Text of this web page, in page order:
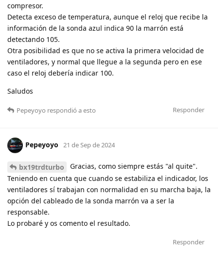
compresor.
Detecta exceso de temperatura, aunque el reloj que recibe la
información de la sonda azul indica 90 la marrón está
detectando 105.
Otra posibilidad es que no se activa la primera velocidad de
ventiladores, y normal que llegue a la segunda pero en ese
caso el reloj debería indicar 100.
Saludos
Responder
Pepeyoyo respondió a esto
Pepeyoyo 21 de Sep de 2024
bx19trdturbo
Gracias, como siempre estás "al quite".
Teniendo en cuenta que cuando se estabiliza el indicador, los
ventiladores sí trabajan con normalidad en su marcha baja, la
opción del cableado de la sonda marrón va a ser la
responsable.
Lo probaré y os comento el resultado.
Responder